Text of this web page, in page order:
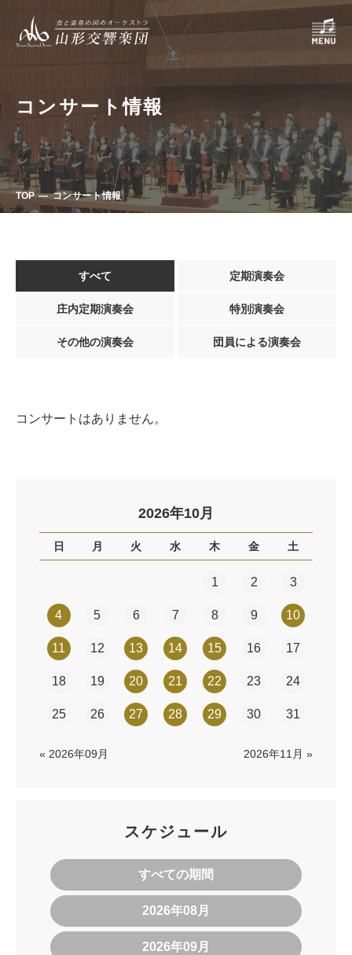
コンサート情報
TOP コンサート情報
すべて 定期演奏会
庄内定期演奏会 特別演奏会
その他の演奏会 団員による演奏会
コンサートはありません。
2026年10月
日 月 火 水 木 金 土
1 2 3
4 5 6 7 8 9 10
11 12 13 14 15 16 17
18 19 20 21 22 23 24
25 26 27 28 29 30 31
« 2026年09月 2026年11月 »
スケジュール
すべての期間
2026年08月
2026年09月